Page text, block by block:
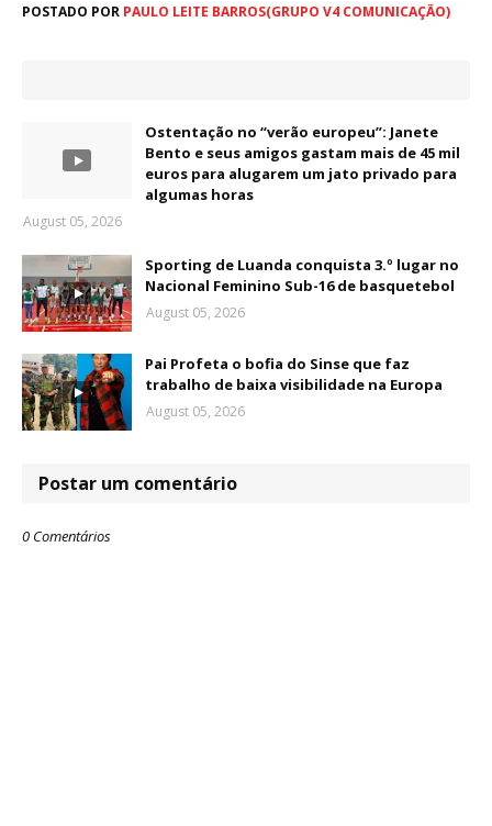
POSTADO POR PAULO LEITE BARROS(GRUPO V4 COMUNICAÇÃO)
Ostentação no “verão europeu”: Janete
Bento e seus amigos gastam mais de 45 mil
euros para alugarem um jato privado para
algumas horas
August 05, 2026
Sporting de Luanda conquista 3.º lugar no
Nacional Feminino Sub-16 de basquetebol
August 05, 2026
Pai Profeta o bofia do Sinse que faz
trabalho de baixa visibilidade na Europa
August 05, 2026
Postar um comentário
0 Comentários